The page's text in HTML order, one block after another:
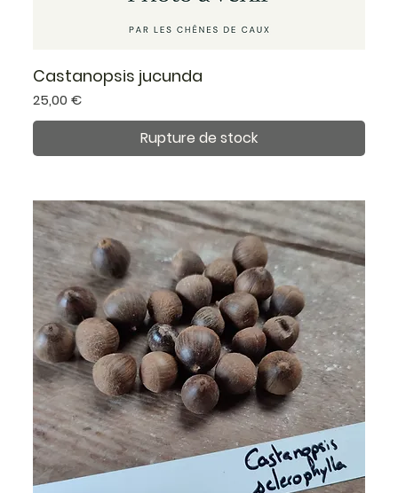
Castanopsis jucunda
Prix
25,00 €
Rupture de stock